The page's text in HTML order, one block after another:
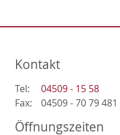
Kontakt
Tel:
04509 - 15 58
Fax:
04509 - 70 79 481
Öffnungszeiten